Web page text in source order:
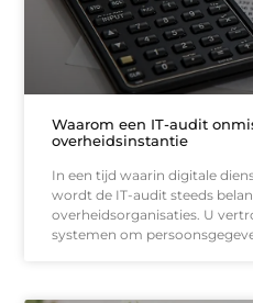
Waarom een IT-audit
overheidsinstantie
In een tijd waarin digitale
wordt de IT-audit steeds
overheidsorganisaties. U
systemen om